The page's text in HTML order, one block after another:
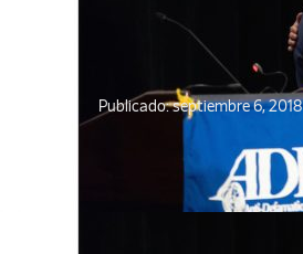
Publicado:septiembre 6, 2018